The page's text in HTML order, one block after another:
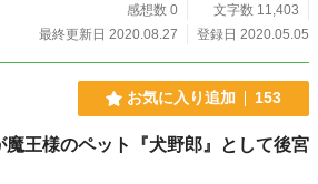
絵をSF様（@SF30844166）いなぐま様（@iru_tac
感想数 0
文字数 11,403
最終更新日 2020.08.27
登録日 2020.05.05
お気に入り追加 153
王様のペット『犬野郎』として後宮